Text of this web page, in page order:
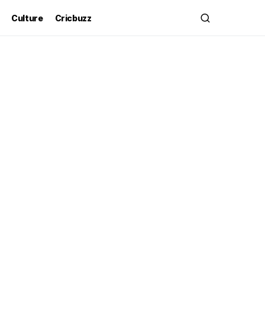
Culture Cricbuzz